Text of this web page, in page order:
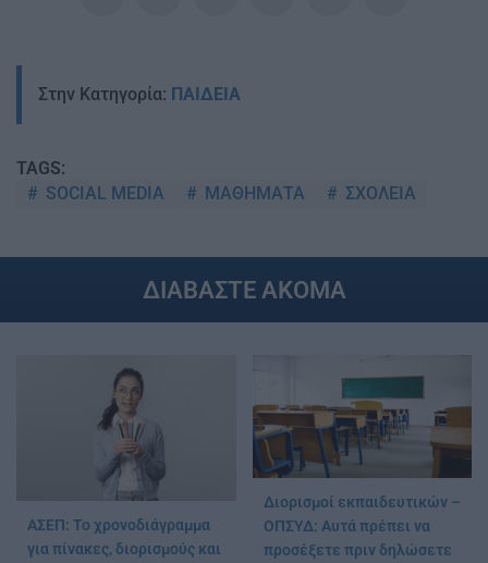
Στην Κατηγορία: ΠΑΙΔΕΙΑ
TAGS:
SOCIAL MEDIA
ΜΑΘΗΜΑΤΑ ΣΧΟΛΕΙΑ
ΔΙΑΒΑΣΤΕ ΑΚΟΜΑ
ΑΣΕΠ: Το χρονοδιάγραμμα
για πίνακες, διορισμούς και
Διορισμοί εκπαιδευτικών –
ΟΠΣΥΔ: Αυτά πρέπει να
προσέξετε πριν δηλώσετε